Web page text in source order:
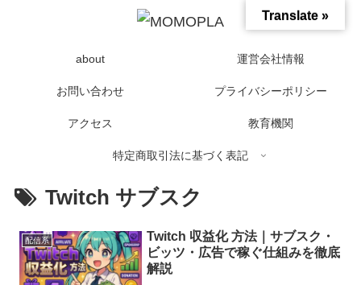
about 運営会社情報
お問い合わせ プライバシーポリシー
アクセス 教育機関
特定商取引法に基づく表記
Twitch サブスク
配信系
Twitch 収益化 方法｜サブスク・
ビッツ・広告で稼ぐ仕組みを徹底
解説
Translate »